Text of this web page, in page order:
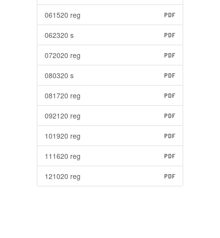
061520 reg PDF
062320 s PDF
072020 reg PDF
080320 s PDF
081720 reg PDF
092120 reg PDF
101920 reg PDF
111620 reg PDF
121020 reg PDF